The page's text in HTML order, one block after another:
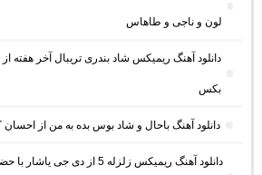
لون و ناجی و طاهاس
دانلود آهنگ ریمیکس شاد بندری تریبال آخر هفته
بکس
دانلود آهنگ باحال و شاد بوس بده به من از احسان
دانلود آهنگ ریمیکس زلزله 5 از